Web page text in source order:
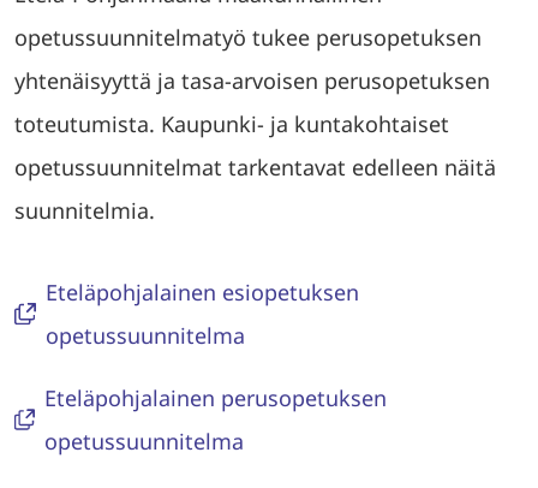
opetussuunnitelmatyö tukee perusopetuksen
yhtenäisyyttä ja tasa-arvoisen perusopetuksen
toteutumista. Kaupunki- ja kuntakohtaiset
opetussuunnitelmat tarkentavat edelleen näitä
suunnitelmia.
Eteläpohjalainen esiopetuksen
opetussuunnitelma
Eteläpohjalainen perusopetuksen
opetussuunnitelma